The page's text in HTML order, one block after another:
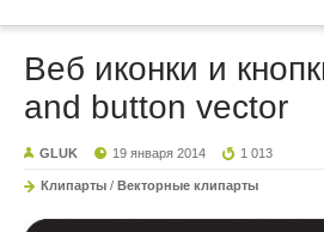
Веб иконки и
and button vector
GLUK 19 января 2014 1 013
Клипарты / Векторные клипарты